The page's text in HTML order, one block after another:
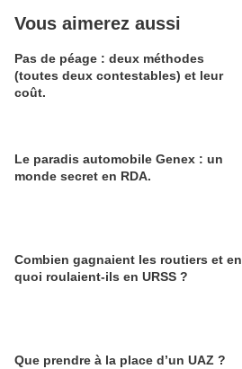
Vous aimerez aussi
Pas de péage : deux méthodes
(toutes deux contestables) et leur
coût.
Le paradis automobile Genex : un
monde secret en RDA.
Combien gagnaient les routiers et en
quoi roulaient-ils en URSS ?
Que prendre à la place d’un UAZ ?